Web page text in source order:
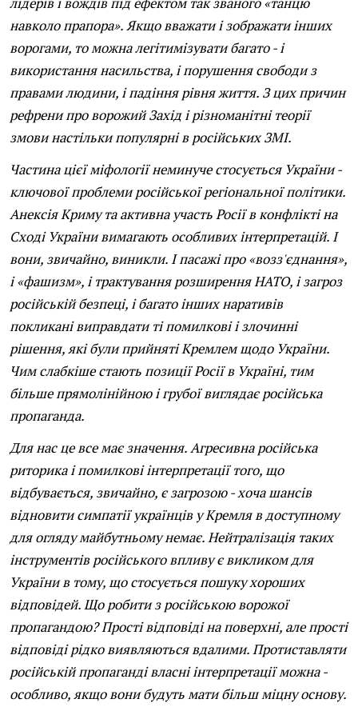
навколо прапора». Якщо вважати і зображати інших
ворогами, то можна легітимізувати багато - і
використання насильства, і порушення свободи з
правами людини, і падіння рівня життя. З цих причин
рефрени про ворожий Захід і різноманітні теорії
змови настільки популярні в російських ЗМІ.
Частина цієї міфології неминуче стосується України -
ключової проблеми російської регіональної політики.
Анексія Криму та активна участь Росії в конфлікті на
Сході України вимагають особливих інтерпретацій. І
вони, звичайно, виникли. І пасажі про «возз'єднання»,
і «фашизм», і трактування розширення НАТО, і загроз
російській безпеці, і багато інших наративів
покликані виправдати ті помилкові і злочинні
рішення, які були прийняті Кремлем щодо України.
Чим слабкіше стають позиції Росії в Україні, тим
більше прямолінійною і грубої виглядає російська
пропаганда.
Для нас це все має значення. Агресивна російська
риторика і помилкові інтерпретації того, що
відбувається, звичайно, є загрозою - хоча шансів
відновити симпатії українців у Кремля в доступному
для огляду майбутньому немає. Нейтралізація таких
інструментів російського впливу є викликом для
України в тому, що стосується пошуку хороших
відповідей. Що робити з російською ворожої
пропагандою? Прості відповіді на поверхні, але прості
відповіді рідко виявляються вдалими. Протиставляти
російській пропаганді власні інтерпретації можна -
особливо, якщо вони будуть мати більш міцну основу.